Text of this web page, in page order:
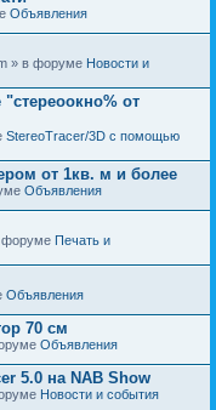
Объявления
» в форуме Новости и
"стереоокно% от
StereoTracer/3D с помощью
от 1кв. м и более
Объявления
форуме Печать и
Объявления
70 см
Объявления
5.0 на NAB Show
Новости и события